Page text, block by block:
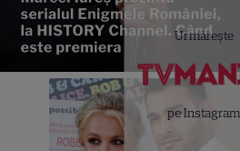
Urmărește
pe Instagram